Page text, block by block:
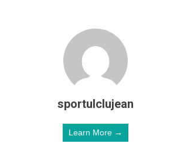
sportulclujean
Learn More →